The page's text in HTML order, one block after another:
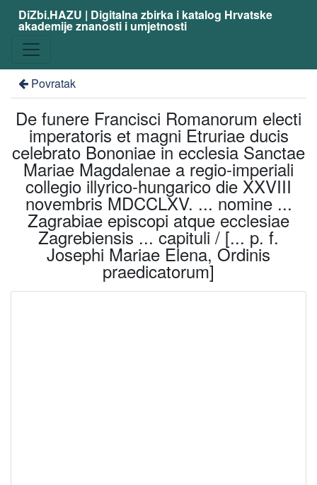
DiZbi.HAZU | Digitalna zbirka i katalog Hrvatske
akademije znanosti i umjetnosti
Povratak
De funere Francisci Romanorum electi
imperatoris et magni Etruriae ducis
celebrato Bononiae in ecclesia Sanctae
Mariae Magdalenae a regio-imperiali
collegio illyrico-hungarico die XXVIII
novembris MDCCLXV. ... nomine ...
Zagrabiae episcopi atque ecclesiae
Zagrebiensis ... capituli / [... p. f.
Josephi Mariae Elena, Ordinis
praedicatorum]